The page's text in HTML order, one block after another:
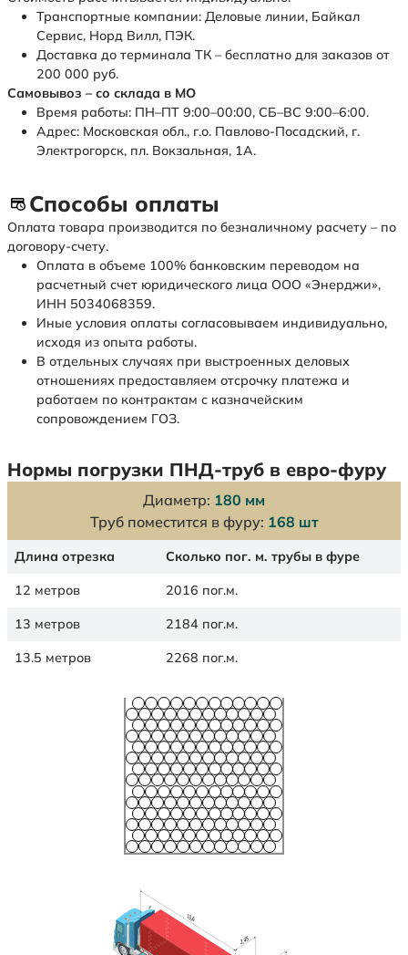
Транспортные компании: Деловые линии, Байкал
Сервис, Норд Вилл, ПЭК.
Доставка до терминала ТК – бесплатно для заказов от
200 000 руб.
Самовывоз – со склада в МО
Время работы: ПН–ПТ 9:00–00:00, СБ–ВС 9:00–6:00.
Адрес: Московская обл., г.о. Павлово-Посадский, г.
Электрогорск, пл. Вокзальная, 1А.
Способы оплаты
Оплата товара производится по безналичному расчету – по
договору-счету.
Оплата в объеме 100% банковским переводом на
расчетный счет юридического лица ООО «Энерджи»,
ИНН 5034068359.
Иные условия оплаты согласовываем индивидуально,
исходя из опыта работы.
В отдельных случаях при выстроенных деловых
отношениях предоставляем отсрочку платежа и
работаем по контрактам с казначейским
сопровождением ГОЗ.
Нормы погрузки ПНД-труб в евро-фуру
Диаметр: 180 мм
Труб поместится в фуру: 168 шт
Длина отрезка Сколько пог. м. трубы в фуре
12 метров 2016 пог.м.
13 метров 2184 пог.м.
13.5 метров 2268 пог.м.